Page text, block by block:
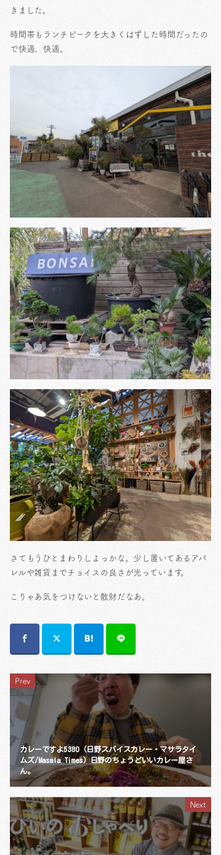
きました。
時間帯もランチピークを大きくはずした時間だったの
で快適、快適。
さてもうひとまわりしよっかな。少し置いてあるアパ
レルや雑貨までチョイスの良さが光っています。
こりゃあ気をつけないと散財だなあ。
Prev
カレーですよ5380（日野スパイスカレー・マサラタイ
ムズ/Masala Times）日野のちょうどいいカレー屋さ
ん。
Next